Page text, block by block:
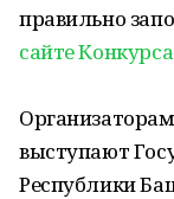
правильно
сайте Конкурса
выступают
Республики